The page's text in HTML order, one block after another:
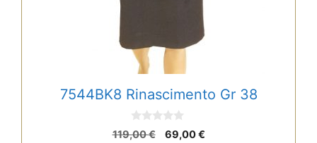
7544BK8 Rinascimento Gr 38
0
v
119,00€
Ursprünglicher
69,00€Aktueller